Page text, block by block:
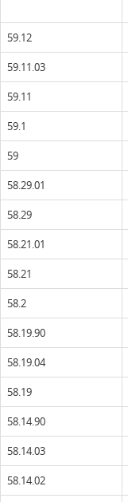
59.12
59.11.03
59.11
59.1
59
58.29.01
58.29
58.21.01
58.21
58.2
58.19.90
58.19.04
58.19
58.14.90
58.14.03
58.14.02